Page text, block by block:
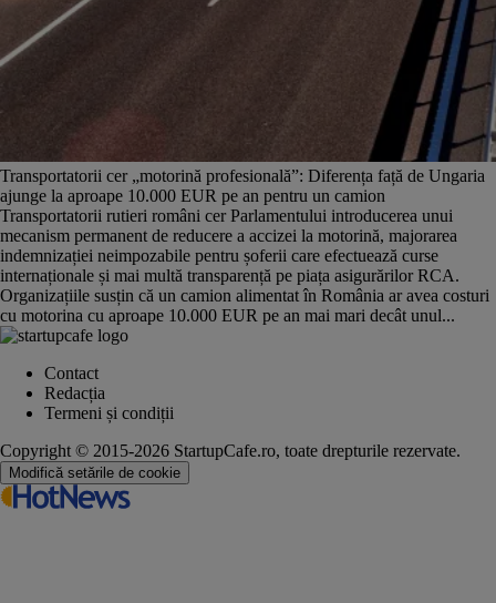
Transportatorii cer „motorină profesională”: Diferența față de Ungaria
ajunge la aproape 10.000 EUR pe an pentru un camion
Transportatorii rutieri români cer Parlamentului introducerea unui
mecanism permanent de reducere a accizei la motorină, majorarea
indemnizației neimpozabile pentru șoferii care efectuează curse
internaționale și mai multă transparență pe piața asigurărilor RCA.
Organizațiile susțin că un camion alimentat în România ar avea costuri
cu motorina cu aproape 10.000 EUR pe an mai mari decât unul...
Contact
Redacția
Termeni și condiții
Copyright © 2015-2026 StartupCafe.ro, toate drepturile rezervate.
Modifică setările de cookie